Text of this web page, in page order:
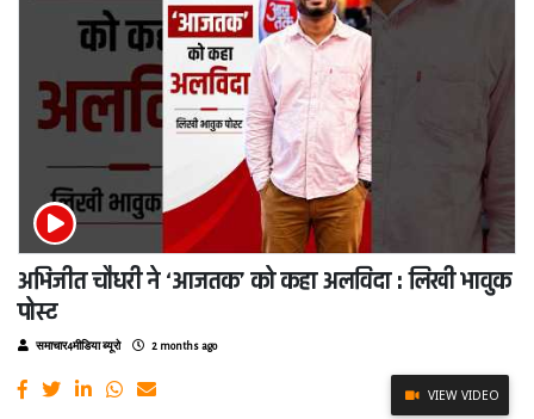
अभिजीत चौधरी ने ‘आजतक’ को कहा अलविदा : लिखी भावुक
पोस्ट
समाचार4मीडिया ब्यूरो 2 months ago
VIEW VIDEO